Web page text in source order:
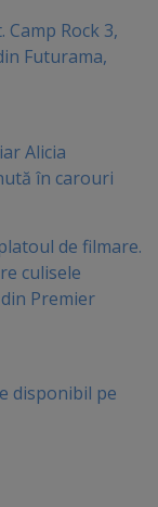
Rock 3,
Futurama,
Alicia
în carouri
de filmare.
culisele
Premier
disponibil pe